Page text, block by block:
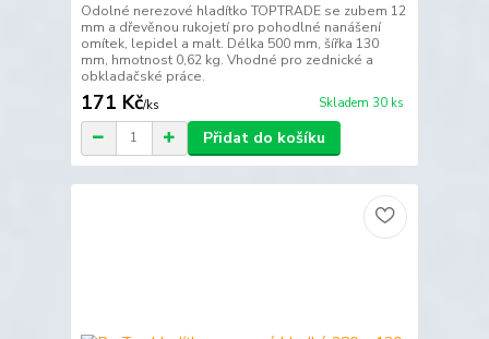
Odolné nerezové hladítko TOPTRADE se zubem 12
mm a dřevěnou rukojetí pro pohodlné nanášení
omítek, lepidel a malt. Délka 500 mm, šířka 130
mm, hmotnost 0,62 kg. Vhodné pro zednické a
obkladačské práce.
171 Kč/ks Skladem 30 ks
Přidat do košíku